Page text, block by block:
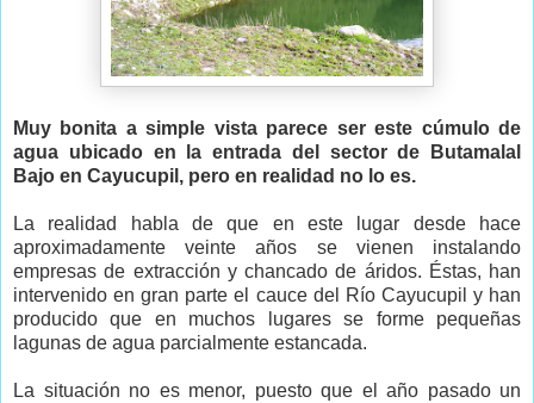
Muy bonita a simple vista parece ser este cúmulo de
agua ubicado en la entrada del sector de Butamalal
Bajo en Cayucupil, pero en realidad no lo es.
La realidad habla de que en este lugar desde hace
aproximadamente veinte años se vienen instalando
empresas de extracción y chancado de áridos. Éstas, han
intervenido en gran parte el cauce del Río Cayucupil y han
producido que en muchos lugares se forme pequeñas
lagunas de agua parcialmente estancada.
La situación no es menor, puesto que el año pasado un